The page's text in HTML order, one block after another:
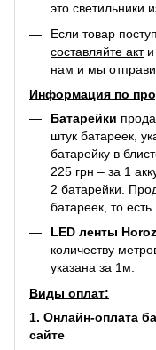
это светильники
Если товар
составляйте акти
нам и мы
Информация по
Батарейки
штук батареек,
батарейку в
225 грн – за 1
2 батарейки.
батареек, то есть
LED ленты
количеству
указана за 1м.
Виды оплат:
1. Онлайн-оплата
сайте